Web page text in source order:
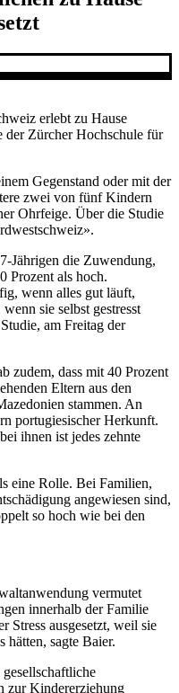
erlebt zu Hause
der Zürcher Hochschule für
Gegenstand oder mit der
zwei von fünf Kindern
Ohrfeige. Über die Studie
Jährigen die Zuwendung,
Prozent als hoch.
wenn alles gut läuft,
sie selbst gestresst
am Freitag der
zudem, dass mit 40 Prozent
Eltern aus den
stammen. An
portugiesischer Herkunft.
ihnen ist jedes zehnte
eine Rolle. Bei Familien,
angewiesen sind,
so hoch wie bei den
vermutet
innerhalb der Familie
Stress ausgesetzt, weil sie
hätten, sagte Baier.
zur Kindererziehung